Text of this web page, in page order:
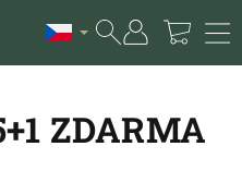
HledatPřihlášení
košík
ZDARMA